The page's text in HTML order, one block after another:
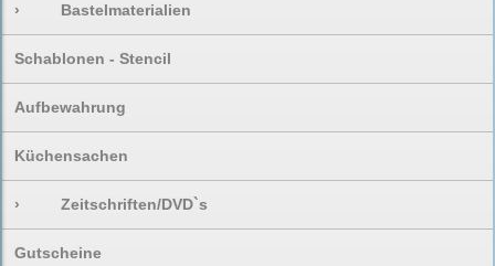
› Bastelmaterialien
Schablonen - Stencil
Aufbewahrung
Küchensachen
› Zeitschriften/DVD`s
Gutscheine